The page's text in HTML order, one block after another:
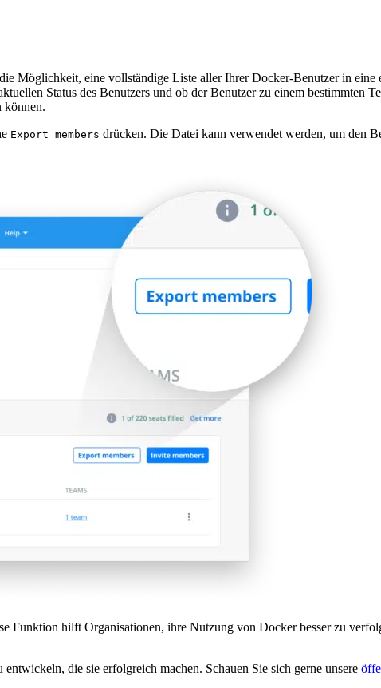
Möglichkeit, eine vollständige Liste aller Ihrer Docker-Benutzer in
Status des Benutzers und ob der Benutzer zu einem bestimmten
können.
Export members drücken. Die Datei kann verwendet werden, um den
hilft Organisationen, ihre Nutzung von Docker besser zu
die sie erfolgreich machen. Schauen Sie sich gerne unsere